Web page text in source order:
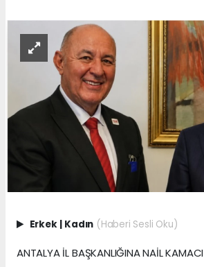
Erkek Kadın (Haberi Sesli Oku)
ANTALYA İL BAŞKANLIĞINA NAİL KAMACI